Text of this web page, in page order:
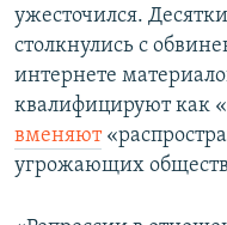
ужесточился.
столкнулись с
интернете
квалифицируют как
вменяют
угрожающих